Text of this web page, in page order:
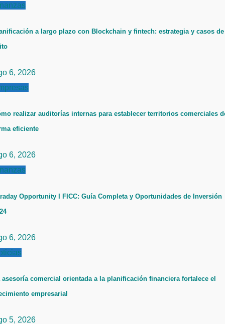
a largo plazo con Blockchain y fintech: estrategia y casos de
6, 2026
realizar auditorías internas para establecer territorios comerciales
eficiente
6, 2026
Opportunity I FICC: Guía Completa y Oportunidades de Inversión
6, 2026
asesoría comercial orientada a la planificación financiera fortalece el
empresarial
5, 2026